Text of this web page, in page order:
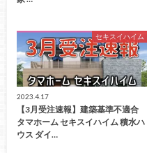
セキスイハイム
2023.4.17
【3月受注速報】建築基準不適合
タマホーム セキスイハイム 積水ハ
ウス ダイ…